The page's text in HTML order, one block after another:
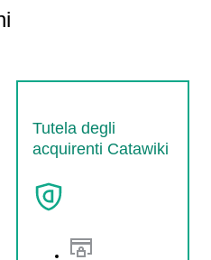
Tutela degli
acquirenti Catawiki